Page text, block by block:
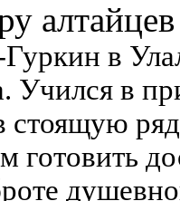
в
Учился в
стоящую
готовить